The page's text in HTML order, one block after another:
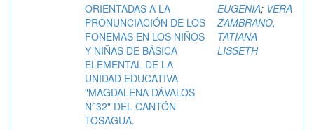
ORIENTADAS A LA
PRONUNCIACIÓN DE LOS
FONEMAS EN LOS NIÑOS
Y NIÑAS DE BÁSICA
ELEMENTAL DE LA
UNIDAD EDUCATIVA
"MAGDALENA DÁVALOS
N°32" DEL CANTÓN
TOSAGUA.
EUGENIA; VERA
ZAMBRANO,
TATIANA
LISSETH